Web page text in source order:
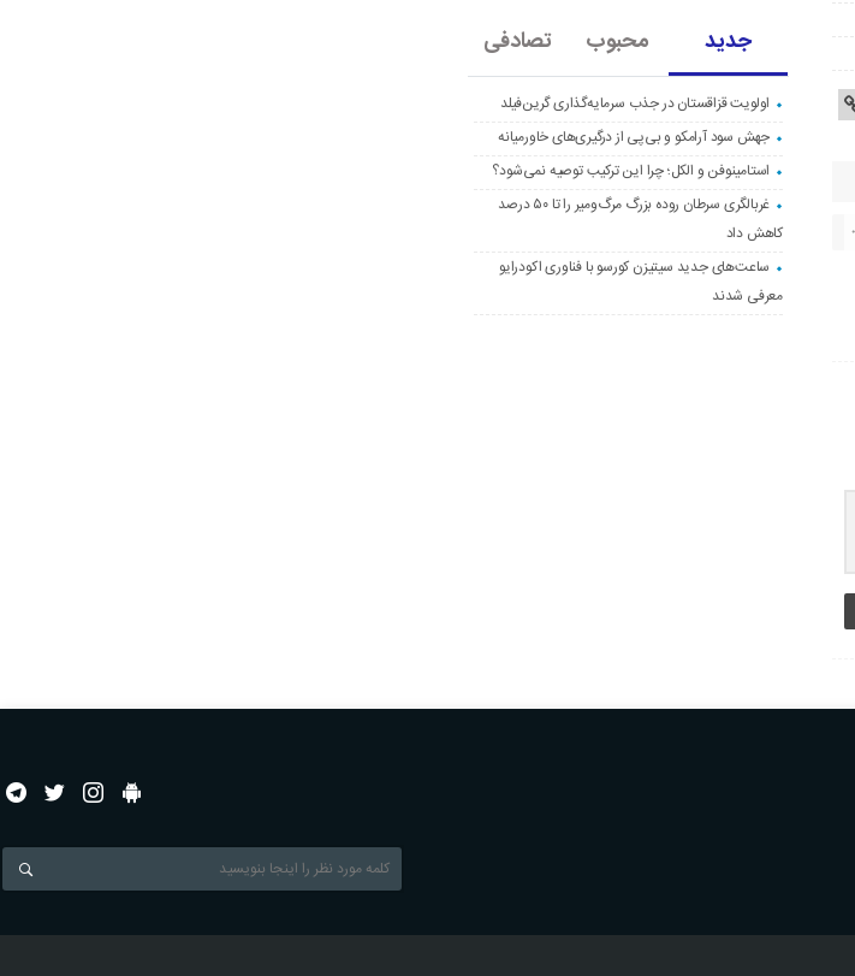
جدید محبوب تصادفی
اولویت قزاقستان در جذب سرمایه‌گذاری گرین‌فیلد
جهش سود آرامکو و بی‌پی از درگیری‌های خاورمیانه
استامینوفن و الکل؛ چرا این ترکیب توصیه نمی‌شود؟
غربالگری سرطان روده بزرگ مرگ‌ومیر را تا ۵۰ درصد
کاهش داد
ساعت‌های جدید سیتیزن کورسو با فناوری اکودرایو
معرفی شدند